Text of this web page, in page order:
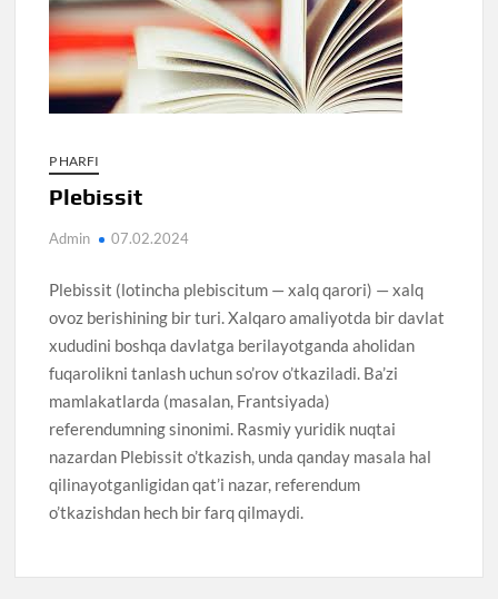
P HARFI
Plebissit
Admin 07.02.2024
Plebissit (lotincha plebiscitum — xalq qarori) — xalq
ovoz berishining bir turi. Xalqaro amaliyotda bir davlat
xududini boshqa davlatga berilayotganda aholidan
fuqarolikni tanlash uchun so’rov o’tkaziladi. Ba’zi
mamlakatlarda (masalan, Frantsiyada)
referendumning sinonimi. Rasmiy yuridik nuqtai
nazardan Plebissit o’tkazish, unda qanday masala hal
qilinayotganligidan qat’i nazar, referendum
o’tkazishdan hech bir farq qilmaydi.